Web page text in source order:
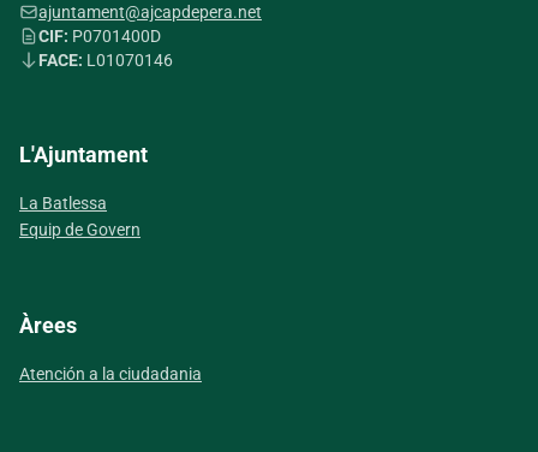
ajuntament@ajcapdepera.net
CIF: P0701400D
FACE: L01070146
L'Ajuntament
La Batlessa
Equip de Govern
Àrees
Atención a la ciudadania